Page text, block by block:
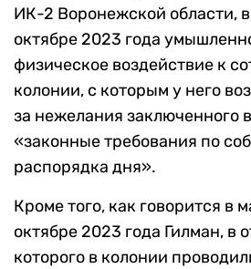
ИК-2 Воронежской области,
октябре 2023 года
физическое воздействие к
колонии, с которым у него
за нежелания заключенного
«законные требования по
распорядка дня».
Кроме того, как говорится в
октябре 2023 года Гилман, в
которого в колонии